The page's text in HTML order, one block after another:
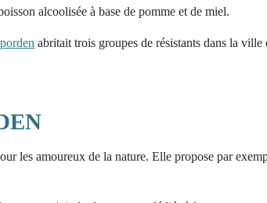
alcoolisée à base de pomme et de miel.
abritait trois groupes de résistants dans la
les amoureux de la nature. Elle propose par